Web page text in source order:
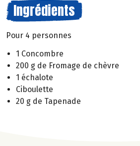
Ingrédients
Pour 4 personnes
1 Concombre
200 g de Fromage de chèvre
1 échalote
Ciboulette
20 g de Tapenade